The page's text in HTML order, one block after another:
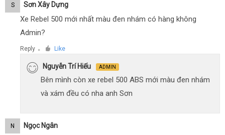
S Sơn Xây Dựng
Xe Rebel 500 mới nhất màu đen nhám có hàng không
Admin?
Reply ● Like
Nguyễn Trí Hiếu ADMIN
Bên mình còn xe rebel 500 ABS mới màu đen nhám
và xám đều có nha anh Sơn
N Ngọc Ngân